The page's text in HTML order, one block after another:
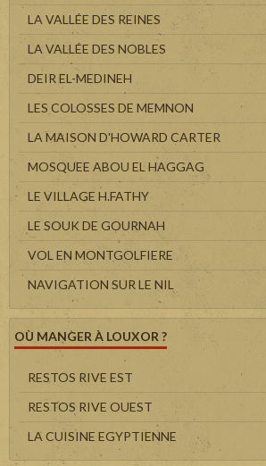
LA VALLÉE DES REINES
LA VALLÉE DES NOBLES
DEIR EL-MEDINEH
LES COLOSSES DE MEMNON
LA MAISON D'HOWARD CARTER
MOSQUEE ABOU EL HAGGAG
LE VILLAGE H.FATHY
LE SOUK DE GOURNAH
VOL EN MONTGOLFIERE
NAVIGATION SUR LE NIL
OÙ MANGER À LOUXOR ?
RESTOS RIVE EST
RESTOS RIVE OUEST
LA CUISINE EGYPTIENNE